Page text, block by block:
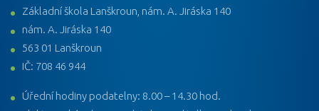
Základní škola Lanškroun, nám. A. Jiráska 140
nám. A. Jiráska 140
563 01 Lanškroun
IČ: 708 46 944
Úřední hodiny podatelny: 8.00 – 14.30 hod.